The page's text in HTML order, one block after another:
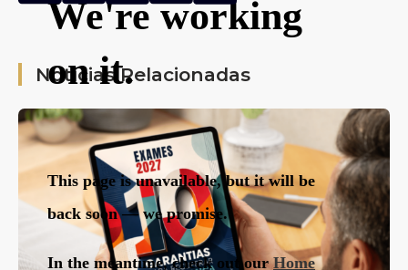
Notícias Relacionadas